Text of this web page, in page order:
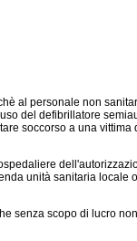
personale non
del defibrillatore
soccorso a una
unità sanitaria
scopo di lucro